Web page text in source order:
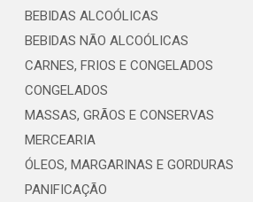
BEBIDAS ALCOÓLICAS
BEBIDAS NÃO ALCOÓLICAS
CARNES, FRIOS E CONGELADOS
CONGELADOS
MASSAS, GRÃOS E CONSERVAS
MERCEARIA
ÓLEOS, MARGARINAS E GORDURAS
PANIFICAÇÃO